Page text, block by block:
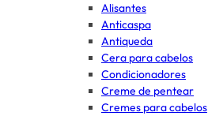
Alisantes
Anticaspa
Antiqueda
Cera para cabelos
Condicionadores
Creme de pentear
Cremes para cabelos